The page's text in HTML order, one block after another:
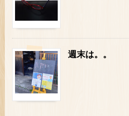
週末は。。